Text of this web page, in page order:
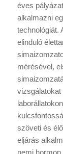
éves
alkalmazni
technológiát.
elinduló
mérésével,
vizsgálatokat
szöveti és
eljárás
nemi